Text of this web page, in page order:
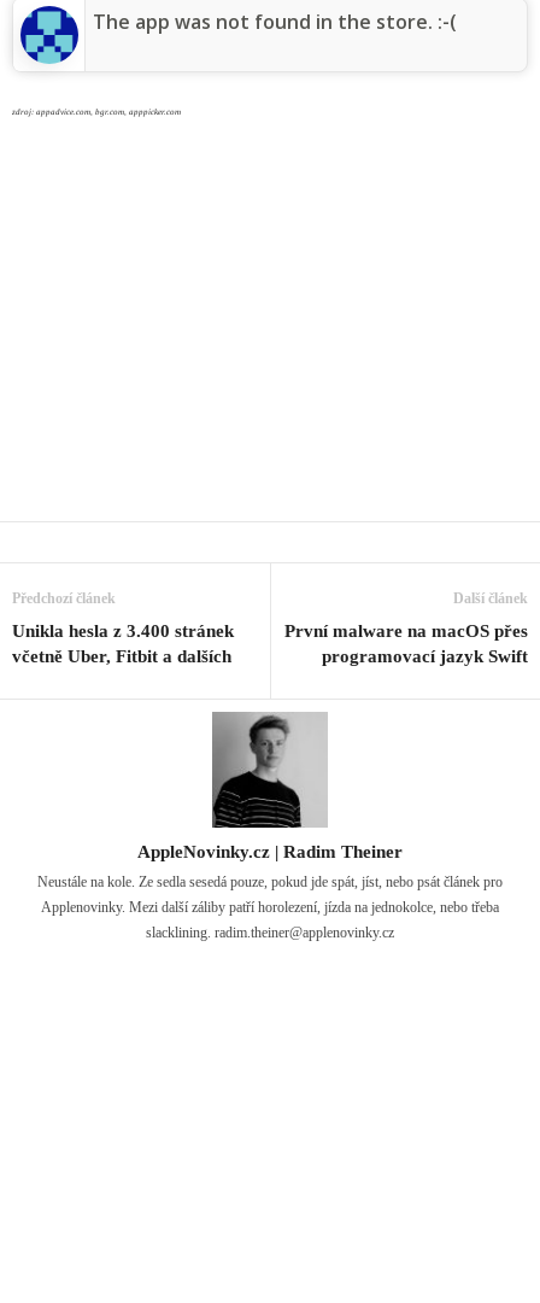
The app was not found in the store. :-(
zdroj: appadvice.com, bgr.com, apppicker.com
Předchozí článek
Unikla hesla z 3.400 stránek
včetně Uber, Fitbit a dalších
Další článek
První malware na macOS přes
programovací jazyk Swift
AppleNovinky.cz | Radim Theiner
Neustále na kole. Ze sedla sesedá pouze, pokud jde spát, jíst, nebo psát článek pro
Applenovinky. Mezi další záliby patří horolezení, jízda na jednokolce, nebo třeba
slacklining. radim.theiner@applenovinky.cz